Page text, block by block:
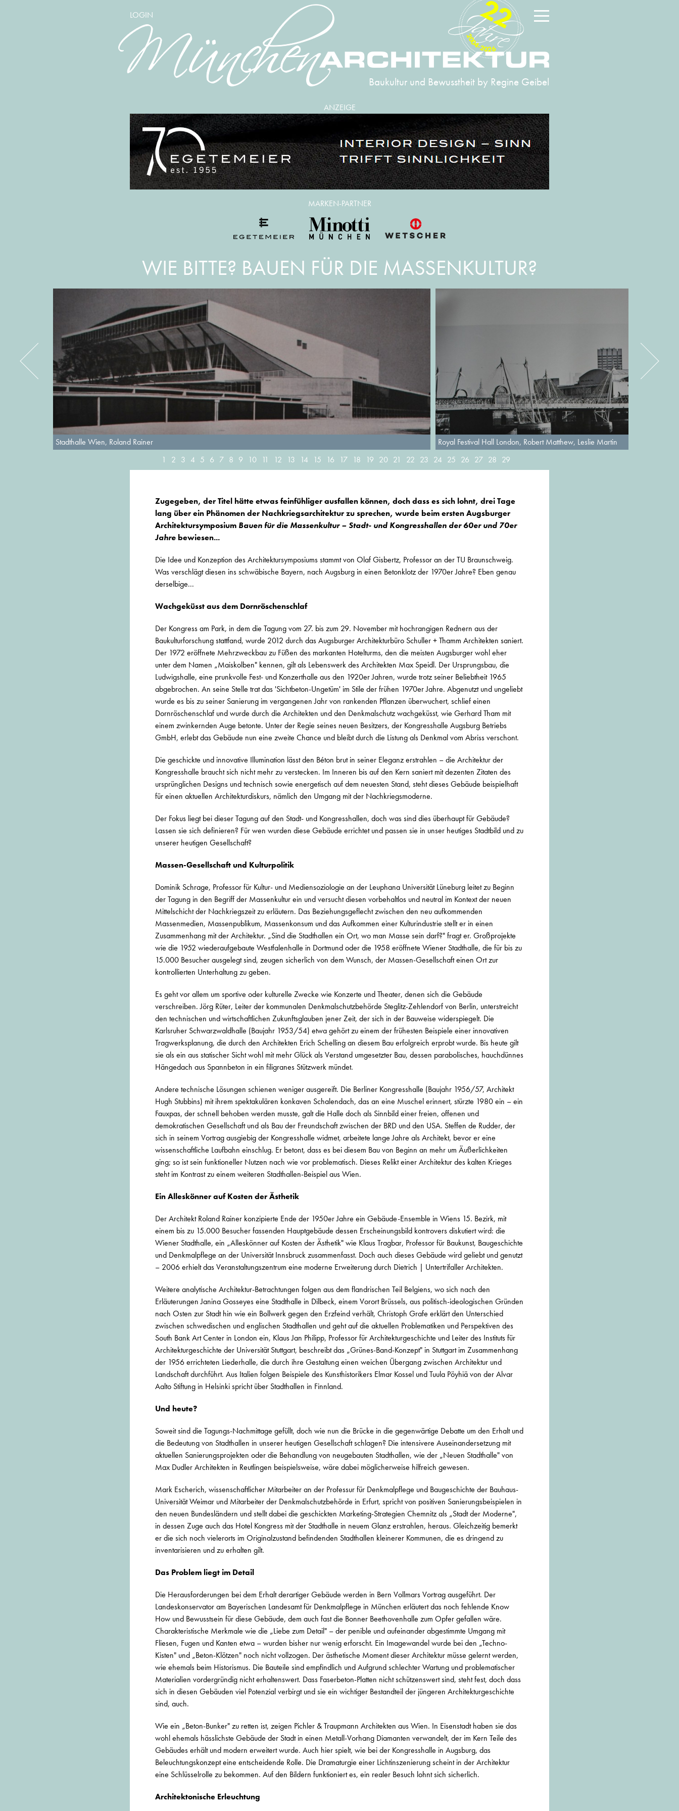
LOGIN
Baukultur und Bewusstheit by Regine Geibel
2004-2026
22
ANZEIGE
WIE BITTE? BAUEN FÜR DIE MASSENKULTUR?
Stadthalle Wien, Roland Rainer
Royal Festival Hall London, Robert Matthew, Leslie Martin
1
2 3 4 5 6 7 8 9 10 11 12 13 14 15 16 17 18 19 20 21 22 23 24 25 26 27 28 29
Zugegeben, der Titel hätte etwas feinfühliger ausfallen können, doch dass es sich lohnt, drei Tage
lang über ein Phänomen der Nachkriegsarchitektur zu sprechen, wurde beim ersten Augsburger
Architektursymposium Bauen für die Massenkultur – Stadt- und Kongresshallen der 60er und 70er
Jahre bewiesen...
Die Idee und Konzeption des Architektursymposiums stammt von Olaf Gisbertz, Professor an der TU Braunschweig.
Was verschlägt diesen ins schwäbische Bayern, nach Augsburg in einen Betonklotz der 1970er Jahre? Eben genau
derselbige...
Wachgeküsst aus dem Dornröschenschlaf
Der Kongress am Park, in dem die Tagung vom 27. bis zum 29. November mit hochrangigen Rednern aus der
Baukulturforschung stattfand, wurde 2012 durch das Augsburger Architekturbüro Schuller + Thamm Architekten saniert.
Der 1972 eröffnete Mehrzweckbau zu Füßen des markanten Hotelturms, den die meisten Augsburger wohl eher
unter dem Namen „Maiskolben" kennen, gilt als Lebenswerk des Architekten Max Speidl. Der Ursprungsbau, die
Ludwigshalle, eine prunkvolle Fest- und Konzerthalle aus den 1920er Jahren, wurde trotz seiner Beliebtheit 1965
abgebrochen. An seine Stelle trat das 'Sichtbeton-Ungetüm' im Stile der frühen 1970er Jahre. Abgenutzt und ungeliebt
wurde es bis zu seiner Sanierung im vergangenen Jahr von rankenden Pflanzen überwuchert, schlief einen
Dornröschenschlaf und wurde durch die Architekten und den Denkmalschutz wachgeküsst, wie Gerhard Tham mit
einem zwinkernden Auge betonte. Unter der Regie seines neuen Besitzers, der Kongresshalle Augsburg Betriebs
GmbH, erlebt das Gebäude nun eine zweite Chance und bleibt durch die Listung als Denkmal vom Abriss verschont.
Die geschickte und innovative Illumination lässt den Béton brut in seiner Eleganz erstrahlen – die Architektur der
Kongresshalle braucht sich nicht mehr zu verstecken. Im Inneren bis auf den Kern saniert mit dezenten Zitaten des
ursprünglichen Designs und technisch sowie energetisch auf dem neuesten Stand, steht dieses Gebäude beispielhaft
für einen aktuellen Architekturdiskurs, nämlich den Umgang mit der Nachkriegsmoderne.
Der Fokus liegt bei dieser Tagung auf den Stadt- und Kongresshallen, doch was sind dies überhaupt für Gebäude?
Lassen sie sich definieren? Für wen wurden diese Gebäude errichtet und passen sie in unser heutiges Stadtbild und zu
unserer heutigen Gesellschaft?
Massen-Gesellschaft und Kulturpolitik
Dominik Schrage, Professor für Kultur- und Mediensoziologie an der Leuphana Universität Lüneburg leitet zu Beginn
der Tagung in den Begriff der Massenkultur ein und versucht diesen vorbehaltlos und neutral im Kontext der neuen
Mittelschicht der Nachkriegszeit zu erläutern. Das Beziehungsgeflecht zwischen den neu aufkommenden
Massenmedien, Massenpublikum, Massenkonsum und das Aufkommen einer Kulturindustrie stellt er in einen
Zusammenhang mit der Architektur. „Sind die Stadthallen ein Ort, wo man Masse sein darf?" fragt er. Großprojekte
wie die 1952 wiederaufgebaute Westfalenhalle in Dortmund oder die 1958 eröffnete Wiener Stadthalle, die für bis zu
15.000 Besucher ausgelegt sind, zeugen sicherlich von dem Wunsch, der Massen-Gesellschaft einen Ort zur
kontrollierten Unterhaltung zu geben.
Es geht vor allem um sportive oder kulturelle Zwecke wie Konzerte und Theater, denen sich die Gebäude
verschreiben. Jörg Rüter, Leiter der kommunalen Denkmalschutzbehörde Steglitz-Zehlendorf von Berlin, unterstreicht
den technischen und wirtschaftlichen Zukunftsglauben jener Zeit, der sich in der Bauweise widerspiegelt. Die
Karlsruher Schwarzwaldhalle (Baujahr 1953/54) etwa gehört zu einem der frühesten Beispiele einer innovativen
Tragwerksplanung, die durch den Architekten Erich Schelling an diesem Bau erfolgreich erprobt wurde. Bis heute gilt
sie als ein aus statischer Sicht wohl mit mehr Glück als Verstand umgesetzter Bau, dessen parabolisches, hauchdünnes
Hängedach aus Spannbeton in ein filigranes Stützwerk mündet.
Andere technische Lösungen schienen weniger ausgereift. Die Berliner Kongresshalle (Baujahr 1956/57, Architekt
Hugh Stubbins) mit ihrem spektakulären konkaven Schalendach, das an eine Muschel erinnert, stürzte 1980 ein – ein
Fauxpas, der schnell behoben werden musste, galt die Halle doch als Sinnbild einer freien, offenen und
demokratischen Gesellschaft und als Bau der Freundschaft zwischen der BRD und den USA. Steffen de Rudder, der
sich in seinem Vortrag ausgiebig der Kongresshalle widmet, arbeitete lange Jahre als Architekt, bevor er eine
wissenschaftliche Laufbahn einschlug. Er betont, dass es bei diesem Bau von Beginn an mehr um Äußerlichkeiten
ging; so ist sein funktioneller Nutzen nach wie vor problematisch. Dieses Relikt einer Architektur des kalten Krieges
steht im Kontrast zu einem weiteren Stadthallen-Beispiel aus Wien.
Ein Alleskönner auf Kosten der Ästhetik
Der Architekt Roland Rainer konzipierte Ende der 1950er Jahre ein Gebäude-Ensemble in Wiens 15. Bezirk, mit
einem bis zu 15.000 Besucher fassenden Hauptgebäude dessen Erscheinungsbild kontrovers diskutiert wird: die
Wiener Stadthalle, ein „Alleskönner auf Kosten der Ästhetik" wie Klaus Tragbar, Professor für Baukunst, Baugeschichte
und Denkmalpflege an der Universität Innsbruck zusammenfasst. Doch auch dieses Gebäude wird geliebt und genutzt
– 2006 erhielt das Veranstaltungszentrum eine moderne Erweiterung durch Dietrich | Untertrifaller Architekten.
Weitere analytische Architektur-Betrachtungen folgen aus dem flandrischen Teil Belgiens, wo sich nach den
Erläuterungen Janina Gosseyes eine Stadthalle in Dilbeck, einem Vorort Brüssels, aus politisch-ideologischen Gründen
nach Osten zur Stadt hin wie ein Bollwerk gegen den Erzfeind verhält, Christoph Grafe erklärt den Unterschied
zwischen schwedischen und englischen Stadthallen und geht auf die aktuellen Problematiken und Perspektiven des
South Bank Art Center in London ein, Klaus Jan Philipp, Professor für Architekturgeschichte und Leiter des Instituts für
Architekturgeschichte der Universität Stuttgart, beschreibt das „Grünes-Band-Konzept" in Stuttgart im Zusammenhang
der 1956 errichteten Liederhalle, die durch ihre Gestaltung einen weichen Übergang zwischen Architektur und
Landschaft durchführt. Aus Italien folgen Beispiele des Kunsthistorikers Elmar Kossel und Tuula Pöyhiä von der Alvar
Aalto Stiftung in Helsinki spricht über Stadthallen in Finnland.
Und heute?
Soweit sind die Tagungs-Nachmittage gefüllt, doch wie nun die Brücke in die gegenwärtige Debatte um den Erhalt und
die Bedeutung von Stadthallen in unserer heutigen Gesellschaft schlagen? Die intensivere Auseinandersetzung mit
aktuellen Sanierungsprojekten oder die Behandlung von neugebauten Stadthallen, wie der „Neuen Stadthalle" von
Max Dudler Architekten in Reutlingen beispielsweise, wäre dabei möglicherweise hilfreich gewesen.
Mark Escherich, wissenschaftlicher Mitarbeiter an der Professur für Denkmalpflege und Baugeschichte der Bauhaus-
Universität Weimar und Mitarbeiter der Denkmalschutzbehörde in Erfurt, spricht von positiven Sanierungsbeispielen in
den neuen Bundesländern und stellt dabei die geschickten Marketing-Strategien Chemnitz als „Stadt der Moderne",
in dessen Zuge auch das Hotel Kongress mit der Stadthalle in neuem Glanz erstrahlen, heraus. Gleichzeitig bemerkt
er die sich noch vielerorts im Originalzustand befindenden Stadthallen kleinerer Kommunen, die es dringend zu
inventarisieren und zu erhalten gilt.
Das Problem liegt im Detail
Die Herausforderungen bei dem Erhalt derartiger Gebäude werden in Bern Vollmars Vortrag ausgeführt. Der
Landeskonservator am Bayerischen Landesamt für Denkmalpflege in München erläutert das noch fehlende Know
How und Bewusstsein für diese Gebäude, dem auch fast die Bonner Beethovenhalle zum Opfer gefallen wäre.
Charakteristische Merkmale wie die „Liebe zum Detail" – der penible und aufeinander abgestimmte Umgang mit
Fliesen, Fugen und Kanten etwa – wurden bisher nur wenig erforscht. Ein Imagewandel wurde bei den „Techno-
Kisten" und „Beton-Klötzen" noch nicht vollzogen. Der ästhetische Moment dieser Architektur müsse gelernt werden,
wie ehemals beim Historismus. Die Bauteile sind empfindlich und Aufgrund schlechter Wartung und problematischer
Materialien vordergründig nicht erhaltenswert. Dass Faserbeton-Platten nicht schützenswert sind, steht fest, doch dass
sich in diesen Gebäuden viel Potenzial verbirgt und sie ein wichtiger Bestandteil der jüngeren Architekturgeschichte
sind, auch.
Wie ein „Beton-Bunker" zu retten ist, zeigen Pichler & Traupmann Architekten aus Wien. In Eisenstadt haben sie das
wohl ehemals hässlichste Gebäude der Stadt in einen Metall-Vorhang Diamanten verwandelt, der im Kern Teile des
Gebäudes erhält und modern erweitert wurde. Auch hier spielt, wie bei der Kongresshalle in Augsburg, das
Beleuchtungskonzept eine entscheidende Rolle. Die Dramaturgie einer Lichtinszenierung scheint in der Architektur
eine Schlüsselrolle zu bekommen. Auf den Bildern funktioniert es, ein realer Besuch lohnt sich sicherlich.
Architektonische Erleuchtung